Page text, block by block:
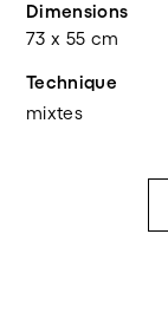
Dimensions
73 x 55 cm
Technique
mixtes